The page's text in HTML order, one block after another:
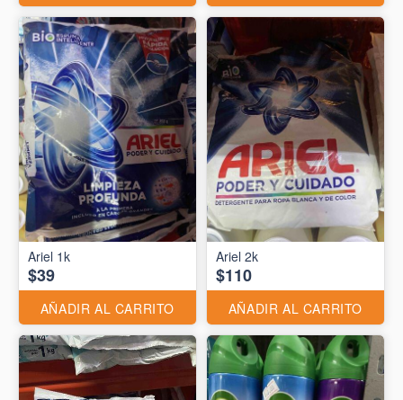
Ariel 1k
$39
AÑADIR AL CARRITO
Ariel 2k
$110
AÑADIR AL CARRITO